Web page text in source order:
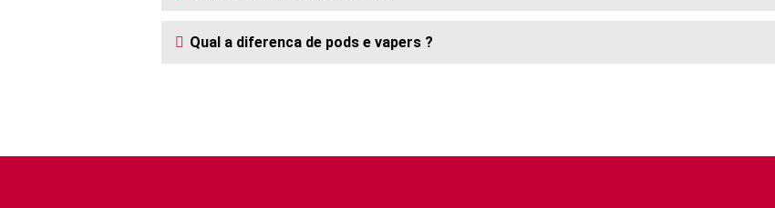
Qual a diferenca de pods e vapers ?